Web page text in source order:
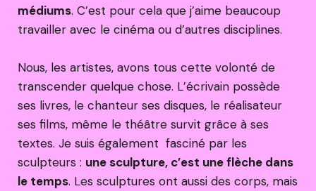
médiums. C’est pour cela que j’aime beaucoup
travailler avec le cinéma ou d’autres disciplines.
Nous, les artistes, avons tous cette volonté de
transcender quelque chose. L’écrivain possède
ses livres, le chanteur ses disques, le réalisateur
ses films, même le théâtre survit grâce à ses
textes. Je suis également fasciné par les
sculpteurs : une sculpture, c’est une flèche dans
le temps. Les sculptures ont aussi des corps, mais